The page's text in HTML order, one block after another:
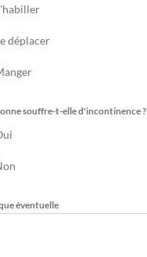
déplacer
souffre-t-elle d'incontinence ?
éventuelle